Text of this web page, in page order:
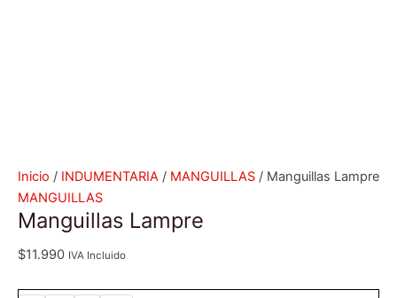
Inicio / INDUMENTARIA / MANGUILLAS / Manguillas Lampre
MANGUILLAS
Manguillas Lampre
$11.990 IVA Incluido